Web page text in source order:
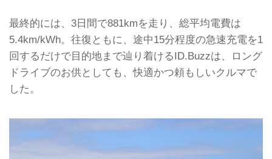
最終的には、3日間で881kmを走り、総平均電費は
5.4km/kWh。往復ともに、途中15分程度の急速充電を1
回するだけで目的地まで辿り着けるID.Buzzは、ロング
ドライブのお供としても、快適かつ頼もしいクルマで
した。